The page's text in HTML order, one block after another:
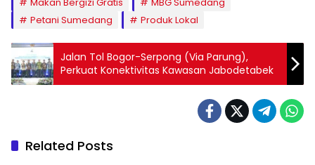
Petani Sumedang
Produk Lokal
Jalan Tol Bogor-Serpong (Via Parung),
Perkuat Konektivitas Kawasan Jabodetabek
Related Posts